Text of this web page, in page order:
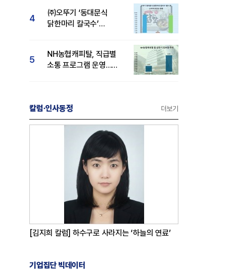
4
㈜오뚜기 ‘동대문식
닭한마리 칼국수’
5
NH농협캐피탈, 직급별
소통 프로그램 운영…
칼럼·인사동정 더보기
[김지희 칼럼] 하수구로 사라지는 ‘하늘의 연료’
기업집단 빅데이터